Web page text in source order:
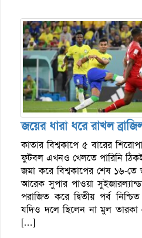
জয়ের ধারা ধরে রাখল
কাতার বিশ্বকাপে ৫ বারের
ফুটবল এখনও খেলতে পারিনি
জমা করে বিশ্বকাপের শেষ ১৬-তে
আরেক সুপার পাওয়া
পরাজিত করে দ্বিতীয় পর্ব
যদিও দলে ছিলেন না মুল
[…]